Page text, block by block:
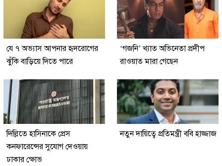
যে ৭ অভ্যাস আপনার হৃদরোগের
ঝুঁকি বাড়িয়ে দিতে পারে
‘গজনি’ খ্যাত অভিনেতা প্রদীপ
রাওয়াত মারা গেছেন
দিল্লিতে হাসিনাকে প্রেস
কনফারেন্সের সুযোগ দেওয়ায়
ঢাকার ক্ষোভ
নতুন দায়িত্বে প্রতিমন্ত্রী ববি হাজ্জাজ